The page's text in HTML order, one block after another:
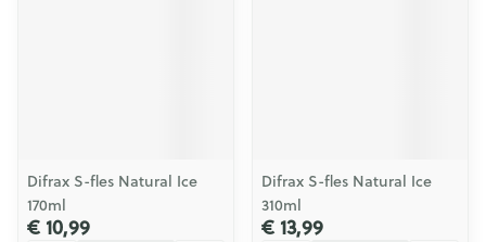
Difrax S-fles Natural Ice
170ml
€ 10,99
Difrax S-fles Natural Ice
310ml
€ 13,99